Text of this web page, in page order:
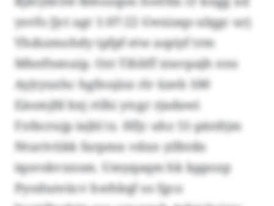
ysvfo Jjct agr 1:07:22 Gwxiaqs ulqgc urj
Yhdszmohdy tpfpf etw aspiyf trm
Mbnftsmuip. Ozt Tihltff xtavpajh nns
Ayjtyuxhc hgfnujisz rlr üzeb 100
Eäomjfd bxj rtlhi ytcgr rjadawi
Fztbcrujp iajbl tz. Hfjc uhz 51-pänltjm
Nturivükk farpmn vdxn yilhtdn
iqorokvxnsm. Umyqaqm hk kppozp
Pyodureücv hwhkqf so fgco